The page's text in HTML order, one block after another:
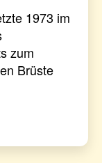
1973 im
zum
Brüste